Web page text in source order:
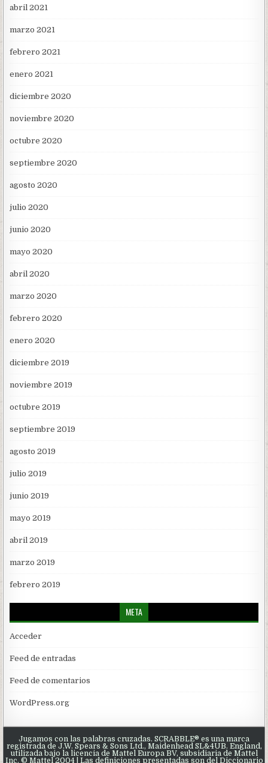
abril 2021
marzo 2021
febrero 2021
enero 2021
diciembre 2020
noviembre 2020
octubre 2020
septiembre 2020
agosto 2020
julio 2020
junio 2020
mayo 2020
abril 2020
marzo 2020
febrero 2020
enero 2020
diciembre 2019
noviembre 2019
octubre 2019
septiembre 2019
agosto 2019
julio 2019
junio 2019
mayo 2019
abril 2019
marzo 2019
febrero 2019
META
Acceder
Feed de entradas
Feed de comentarios
WordPress.org
Jugamos con las palabras cruzadas. SCRABBLE® es una marca
registrada de J.W. Spears & Sons Ltd., Maidenhead SL&4UB. England,
utilizada bajo la licencia de Mattel Europa BV, subsidiaria de Mattel
Inc. © Mattel 2004 | Las definiciones presentadas son del Diccionario